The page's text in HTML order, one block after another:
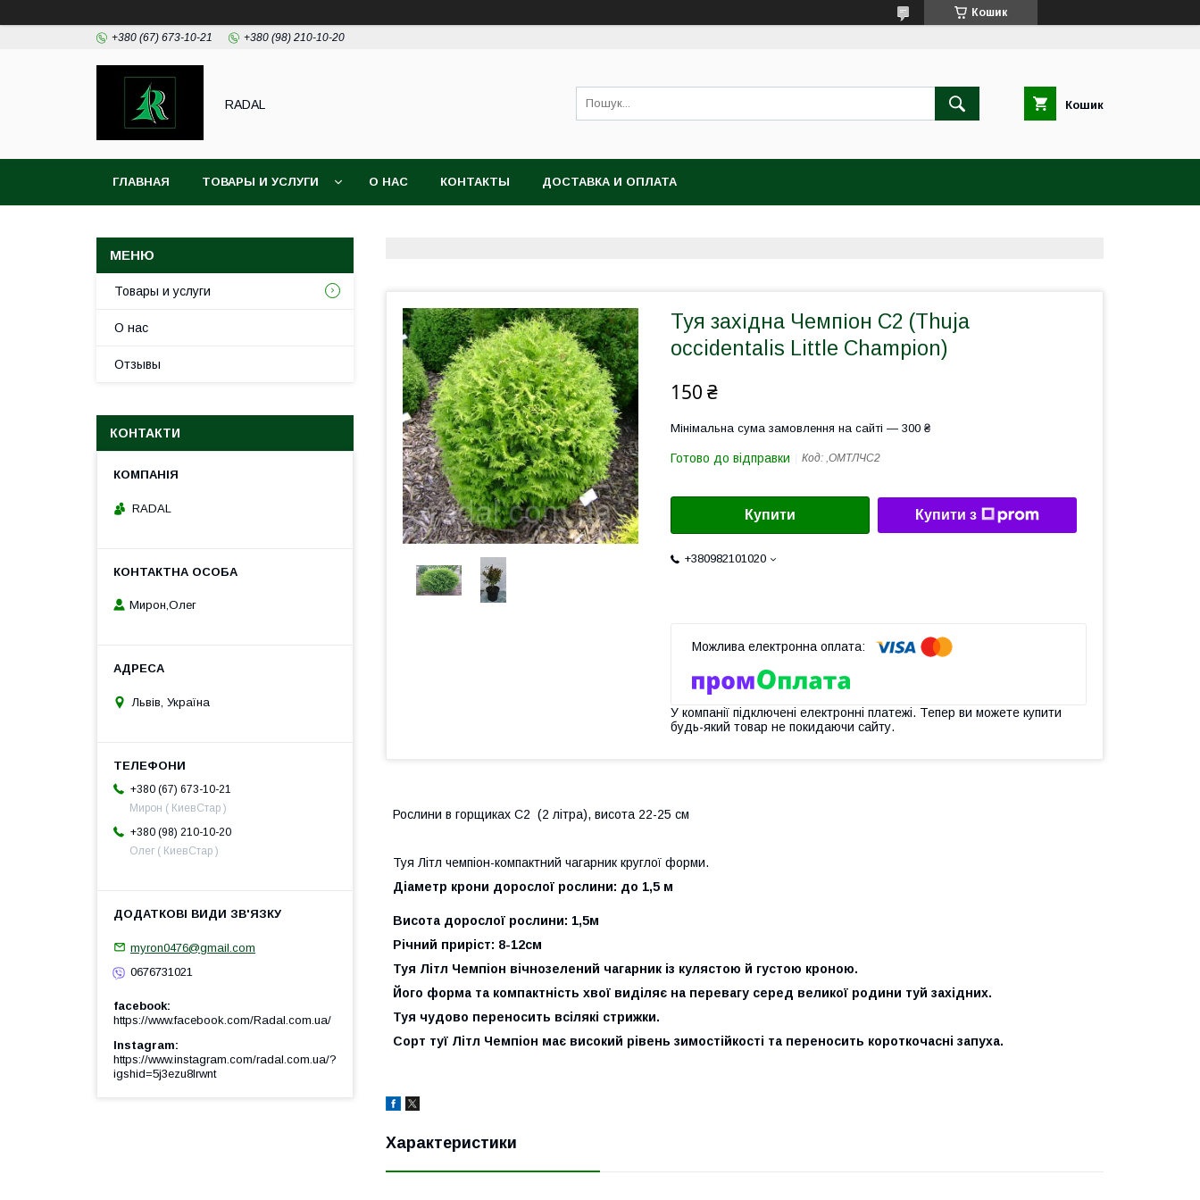
Кошик
+380 (67) 673-10-21 +380 (98) 210-10-20
RADAL Кошик
ГЛАВНАЯ ТОВАРЫ И УСЛУГИ О НАС КОНТАКТЫ ДОСТАВКА И ОПЛАТА
Туя західна Чемпіон С2 (Thuja
occidentalis Little Champion)
150 ₴
Мінімальна сума замовлення на сайті — 300 ₴
Готово до відправки Код: ,ОМТЛЧС2
Купити Купити з
+380982101020
У компанії підключені електронні платежі. Тепер ви можете купити
будь-який товар не покидаючи сайту.
Рослини в горщиках С2 (2 літра), висота 22-25 см
Туя Літл чемпіон-компактний чагарник круглої форми.
Діаметр крони дорослої рослини: до 1,5 м
Висота дорослої рослини: 1,5м
Річний приріст: 8-12см
Туя Літл Чемпіон вічнозелений чагарник із кулястою й густою кроною.
Його форма та компактність хвої виділяє на перевагу серед великої родини туй західних.
Туя чудово переносить всілякі стрижки.
Сорт туї Літл Чемпіон має високий рівень зимостійкості та переносить короткочасні запуха.
Характеристики
Товары и услуги
О нас
Отзывы
КОНТАКТИ
RADAL
Мирон,Олег
Львів, Україна
+380 (67) 673-10-21
Мирон ( КиевСтар )
+380 (98) 210-10-20
Олег ( КиевСтар )
myron0476@gmail.com
0676731021
facebook
https://www.facebook.com/Radal.com.ua/
Instagram
https://www.instagram.com/radal.com.ua/?
igshid=5j3ezu8lrwnt